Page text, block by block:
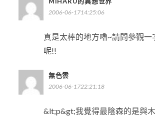
2006-06-1714:25:06
真是太棒的地方嚕~請問參觀一
呢!!
無色雲
2006-06-1722:21:18
&lt;p&gt;我覺得最陰森的是與